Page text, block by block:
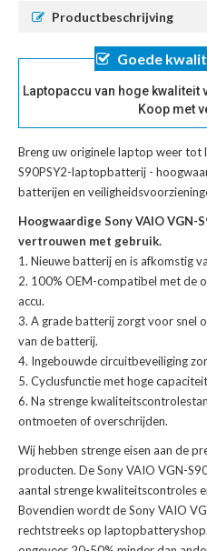
Productbeschrijving
Goede
Laptopaccu van hoge kwaliteit
Koop met
Breng uw originele laptop weer tot
S90PSY2-laptopbatterij -
batterijen en
Hoogwaardige Sony VAIO VGN-
vertrouwen met gebruik.
Nieuwe batterij en is afkomstig
100% OEM-compatibel met de
accu.
A grade batterij zorgt voor snel
van de batterij.
Ingebouwde circuitbeveiliging
Cyclusfunctie met hoge
Na strenge
ontmoeten of overschrijden.
Wij hebben strenge eisen aan de
producten. DeSony VAIO VGN-
aantal strenge kwaliteitscontroles
Bovendien wordt deSony VAIO
rechtstreeks op